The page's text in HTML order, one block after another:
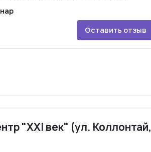
Оставить отзыв
"XXI век" (ул. Коллонтай,